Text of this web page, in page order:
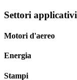
Settori applicativi
Motori d'aereo
Energia
Stampi